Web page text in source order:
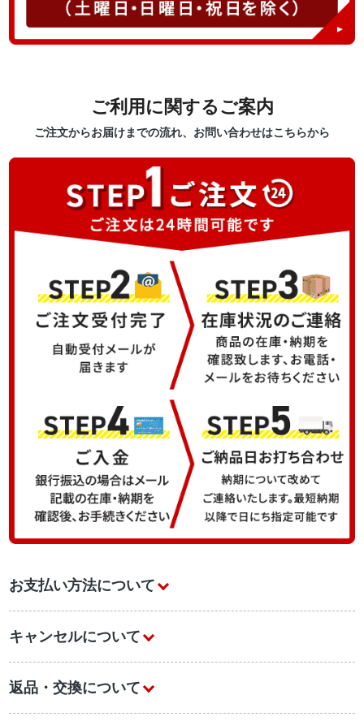
ご利用に関するご案内
ご注文からお届けまでの流れ、お問い合わせはこちらから
お支払い方法について
キャンセルについて
返品・交換について